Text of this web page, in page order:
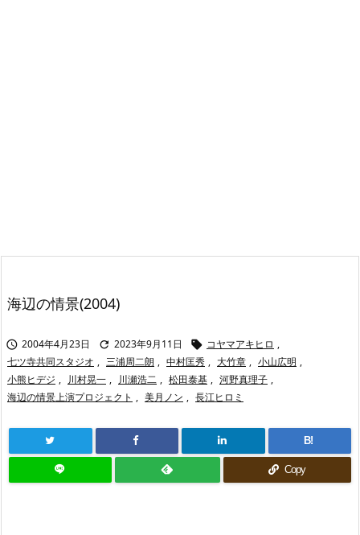
海辺の情景(2004)
 2004年4月23日  2023年9月11日  コヤマアキヒロ ,
七ツ寺共同スタジオ , 三浦周二朗 , 中村匡秀 , 大竹章 , 小山広明 ,
小熊ヒデジ , 川村晃一 , 川瀬浩二 , 松田泰基 , 河野真理子 ,
海辺の情景上演プロジェクト , 美月ノン , 長江ヒロミ
B!
Copy